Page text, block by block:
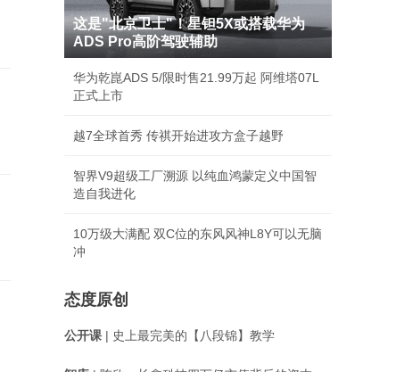
这是"北京卫士"！星钽5X或搭载华为
ADS Pro高阶驾驶辅助
华为乾崑ADS 5/限时售21.99万起 阿维塔07L
正式上市
越7全球首秀 传祺开始进攻方盒子越野
智界V9超级工厂溯源 以纯血鸿蒙定义中国智
造自我进化
10万级大满配 双C位的东风风神L8Y可以无脑
冲
态度原创
公开课 | 史上最完美的【八段锦】教学